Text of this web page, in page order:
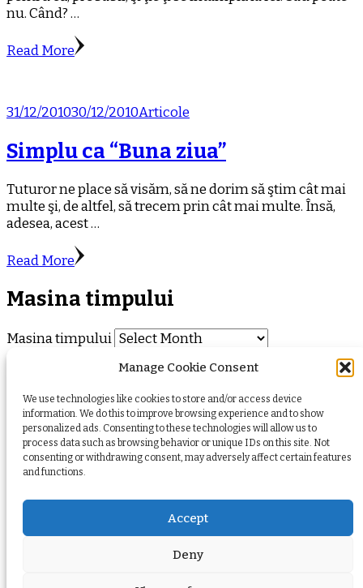
Manage Cookie Consent
We use technologies like cookies to store and/or access device
information. We do this to improve browsing experience and to show
personalized ads. Consenting to these technologies will allow us to
process data such as browsing behavior or unique IDs on this site. Not
consenting or withdrawing consent, may adversely affect certain features
and functions.
Accept
Deny
nu. Când? …
Read More
31/12/201030/12/2010Articole
Simplu ca “Buna ziua”
Tuturor ne place să visăm, să ne dorim să ştim cât mai
multe şi, de altfel, să trecem prin cât mai multe. Însă,
adesea, acest …
Read More
Masina timpului
Masina timpului
Istoria Revistei
Vreau in echipa!
Blogu’
Arhiva Revistei
Contact
Privacy Policy
Cookie Policy (EU)